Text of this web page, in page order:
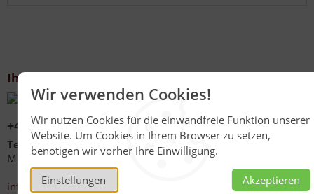
Wir verwenden Cookies!
Wir nutzen Cookies für die einwandfreie Funktion unserer
Website. Um Cookies in Ihrem Browser zu setzen,
benötigen wir vorher Ihre Einwilligung.
Einstellungen Akzeptieren
Ihr Kontakt zu uns
+49 (0)6267 1021
Telefonzeiten
Mo - Fr 08:00 - 12:00 Uhr
13:30 - 17:00 Uhr
info@honig-reinmuth.de